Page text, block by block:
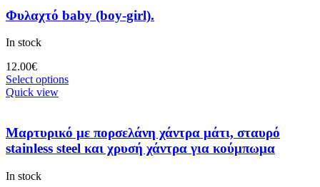
Φυλαχτό baby (boy-girl).
In stock
12.00€
Select options
Quick view
Μαρτυρικό με πορσελάνη χάντρα μάτι, σταυρό
stainless steel και χρυσή χάντρα για κούμπωμα
In stock